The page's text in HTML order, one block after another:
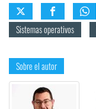
Sistemas operativos
Sobre el autor